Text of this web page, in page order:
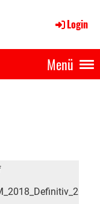
Login
Menü